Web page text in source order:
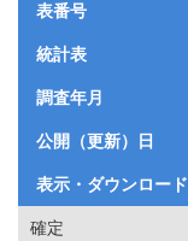
表番号
統計表
調査年月
公開（更新）日
表示・ダウンロード
確定